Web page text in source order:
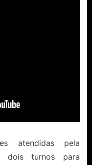
atendidas pela
dois turnos para